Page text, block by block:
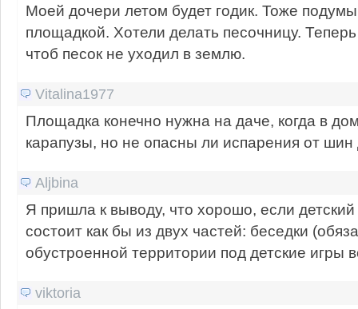
Моей дочери летом будет годик. Тоже
площадкой. Хотели делать песочницу.
чтоб песок не уходил в землю.
Vitalina1977
Площадка конечно нужна на даче, когда в
карапузы, но не опасны ли испарения от шин
Aljbina
Я пришла к выводу, что хорошо, если детский
состоит как бы из двух частей: беседки
обустроенной территории под детские игры
viktoria